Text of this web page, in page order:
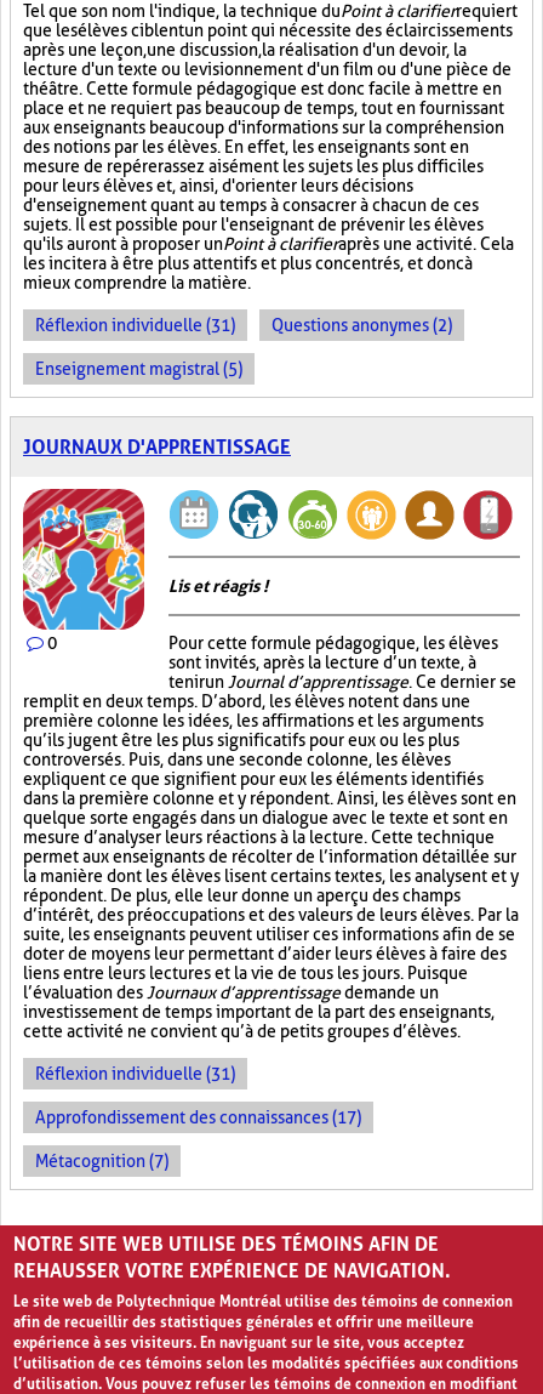
Tel que son nom l'indique, la technique duPoint à clarifierrequiert
que les élèves ciblent un point qui nécessite des éclaircissements
après une leçon, une discussion, la réalisation d'un devoir, la
lecture d'un texte ou le visionnement d'un film ou d'une pièce de
théâtre. Cette formule pédagogique est donc facile à mettre en
place et ne requiert pas beaucoup de temps, tout en fournissant
aux enseignants beaucoup d'informations sur la compréhension
des notions par les élèves. En effet, les enseignants sont en
mesure de repérer assez aisément les sujets les plus difficiles
pour leurs élèves et, ainsi, d'orienter leurs décisions
d'enseignement quant au temps à consacrer à chacun de ces
sujets. Il est possible pour l'enseignant de prévenir les élèves
qu'ils auront à proposer unPoint à clarifieraprès une activité. Cela
les incitera à être plus attentifs et plus concentrés, et donc à
mieux comprendre la matière.
Réflexion individuelle (31) Questions anonymes (2)
Enseignement magistral (5)
JOURNAUX D'APPRENTISSAGE
0
Lis et réagis !
Pour cette formule pédagogique, les élèves
sont invités, après la lecture d’un texte, à
tenir un Journal d’apprentissage. Ce dernier se
remplit en deux temps. D’abord, les élèves notent dans une
première colonne les idées, les affirmations et les arguments
qu’ils jugent être les plus significatifs pour eux ou les plus
controversés. Puis, dans une seconde colonne, les élèves
expliquent ce que signifient pour eux les éléments identifiés
dans la première colonne et y répondent. Ainsi, les élèves sont en
quelque sorte engagés dans un dialogue avec le texte et sont en
mesure d’analyser leurs réactions à la lecture. Cette technique
permet aux enseignants de récolter de l’information détaillée sur
la manière dont les élèves lisent certains textes, les analysent et y
répondent. De plus, elle leur donne un aperçu des champs
d’intérêt, des préoccupations et des valeurs de leurs élèves. Par la
suite, les enseignants peuvent utiliser ces informations afin de se
doter de moyens leur permettant d’aider leurs élèves à faire des
liens entre leurs lectures et la vie de tous les jours. Puisque
l’évaluation des Journaux d’apprentissagedemande un
investissement de temps important de la part des enseignants,
cette activité ne convient qu’à de petits groupes d’élèves.
Réflexion individuelle (31)
Approfondissement des connaissances (17)
Métacognition (7)
PAGES
« ‹ 1 2 3 4 5 › »
NOTRE SITE WEB UTILISE DES TÉMOINS AFIN DE
REHAUSSER VOTRE EXPÉRIENCE DE NAVIGATION.
Le site web de Polytechnique Montréal utilise des témoins de connexion
afin de recueillir des statistiques générales et offrir une meilleure
expérience à ses visiteurs. En naviguant sur le site, vous acceptez
l’utilisation de ces témoins selon les modalités spécifiées aux conditions
d’utilisation. Vous pouvez refuser les témoins de connexion en modifiant